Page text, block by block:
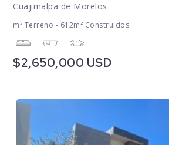
Cuajimalpa de Morelos
m² Terreno - 612m² Construidos
$2,650,000 USD